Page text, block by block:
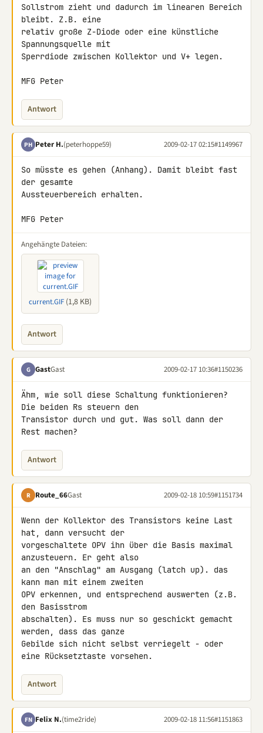
Sollstrom zieht und dadurch im linearen Bereich
bleibt. Z.B. eine
relativ große Z-Diode oder eine künstliche
Spannungsquelle mit
Sperrdiode zwischen Kollektor und V+ legen.
MFG Peter
Antwort
PH Peter H.(peterhoppe59) 2009-02-17 02:15#1149967
So müsste es gehen (Anhang). Damit bleibt fast
der gesamte
Aussteuerbereich erhalten.
MFG Peter
Angehängte Dateien:
current.GIF (1,8 KB)
Antwort
G GastGast 2009-02-17 10:36#1150236
Ähm, wie soll diese Schaltung funktionieren?
Die beiden Rs steuern den
Transistor durch und gut. Was soll dann der
Rest machen?
Antwort
R Route_66Gast 2009-02-18 10:59#1151734
Wenn der Kollektor des Transistors keine Last
hat, dann versucht der
vorgeschaltete OPV ihn über die Basis maximal
anzusteuern. Er geht also
an den "Anschlag" am Ausgang (latch up). das
kann man mit einem zweiten
OPV erkennen, und entsprechend auswerten (z.B.
den Basisstrom
abschalten). Es muss nur so geschickt gemacht
werden, dass das ganze
Gebilde sich nicht selbst verriegelt - oder
eine Rücksetztaste vorsehen.
Antwort
FN Felix N.(time2ride) 2009-02-18 11:56#1151863